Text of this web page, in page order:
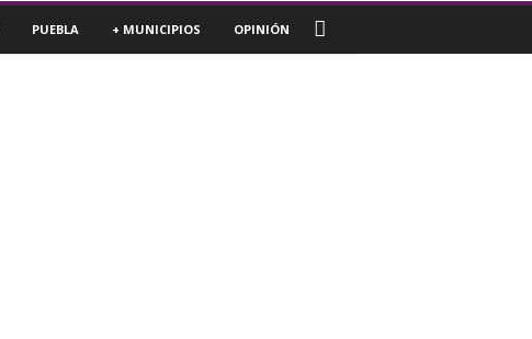
PUEBLA + MUNICIPIOS OPINIÓN